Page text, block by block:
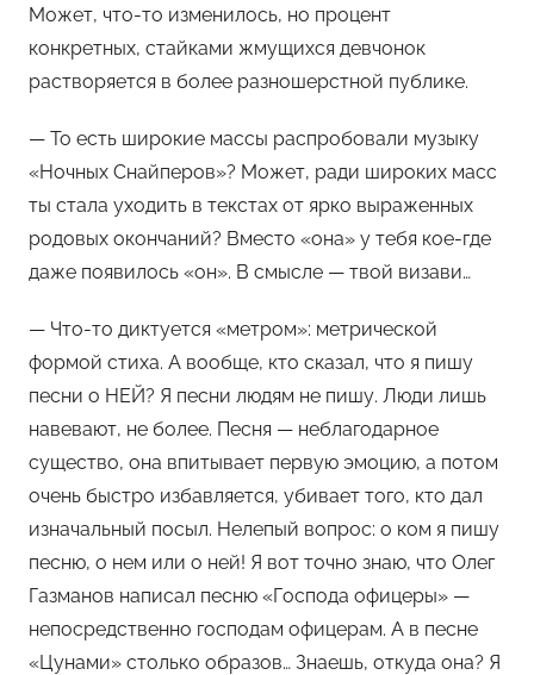
Может, что-то изменилось, но процент
конкретных, стайками жмущихся девчонок
растворяется в более разношерстной публике.
— То есть широкие массы распробовали музыку
«Ночных Снайперов»? Может, ради широких масс
ты стала уходить в текстах от ярко выраженных
родовых окончаний? Вместо «она» у тебя кое-где
даже появилось «он». В смысле — твой визави…
— Что-то диктуется «метром»: метрической
формой стиха. А вообще, кто сказал, что я пишу
песни о НЕЙ? Я песни людям не пишу. Люди лишь
навевают, не более. Песня — неблагодарное
существо, она впитывает первую эмоцию, а потом
очень быстро избавляется, убивает того, кто дал
изначальный посыл. Нелепый вопрос: о ком я пишу
песню, о нем или о ней! Я вот точно знаю, что Олег
Газманов написал песню «Господа офицеры» —
непосредственно господам офицерам. А в песне
«Цунами» столько образов… Знаешь, откуда она? Я